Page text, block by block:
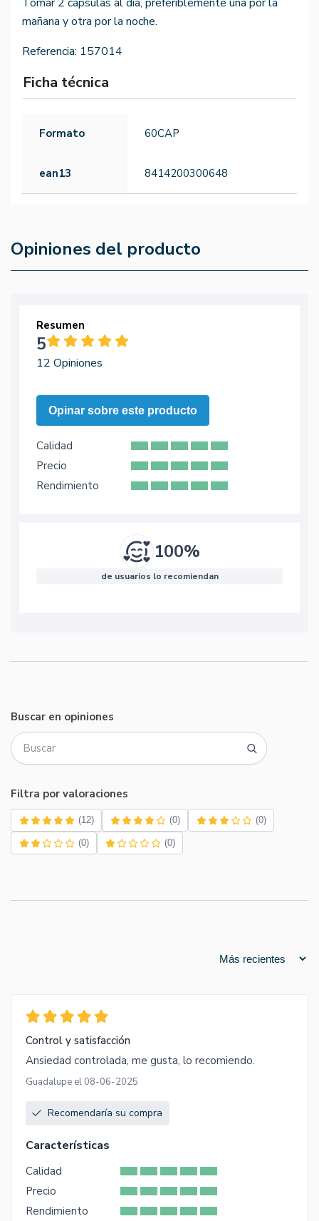
mañana y otra por la noche.
Referencia: 157014
Ficha técnica
Formato 60CAP
ean13 8414200300648
Opiniones del producto
Resumen
5
12 Opiniones
Opinar sobre este producto
Calidad
Precio
Rendimiento
100%
de usuarios lo recomiendan
Buscar en opiniones
Filtra por valoraciones
(12) (0) (0)
(0) (0)
Control y satisfacción
Ansiedad controlada, me gusta, lo recomiendo.
Guadalupe el 08-06-2025
Recomendaría su compra
Características
Calidad
Precio
Rendimiento